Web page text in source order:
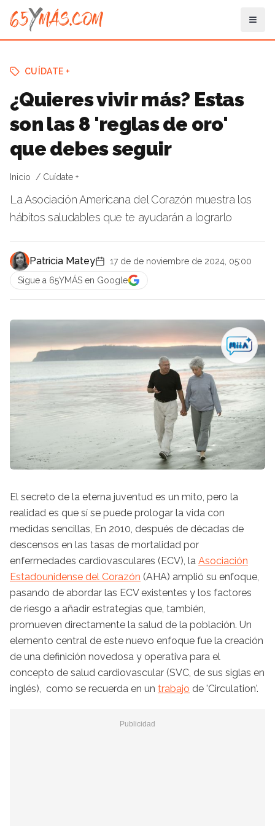
CUÍDATE +
¿Quieres vivir más? Estas
son las 8 'reglas de oro'
que debes seguir
Inicio Cuídate +
La Asociación Americana del Corazón muestra los
hábitos saludables que te ayudarán a lograrlo
Patricia Matey
17 de de noviembre de 2024, 05:00
Sigue a 65YMÁS en Google
El secreto de la eterna juventud es un mito, pero la
realidad es que sí se puede prologar la vida con
medidas sencillas, En 2010, después de décadas de
descensos en las tasas de mortalidad por
enfermedades cardiovasculares (ECV), la Asociación
Estadounidense del Corazón (AHA) amplió su enfoque,
pasando de abordar las ECV existentes y los factores
de riesgo a añadir estrategias que, también,
promueven directamente la salud de la población. Un
elemento central de este nuevo enfoque fue la creación
de una definición novedosa y operativa para el
concepto de salud cardiovascular (SVC, de sus siglas en
inglés), como se recuerda en un trabajo de 'Circulation'.